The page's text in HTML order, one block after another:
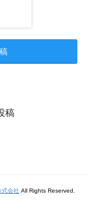
稿
式会社 All Rights Reserved.